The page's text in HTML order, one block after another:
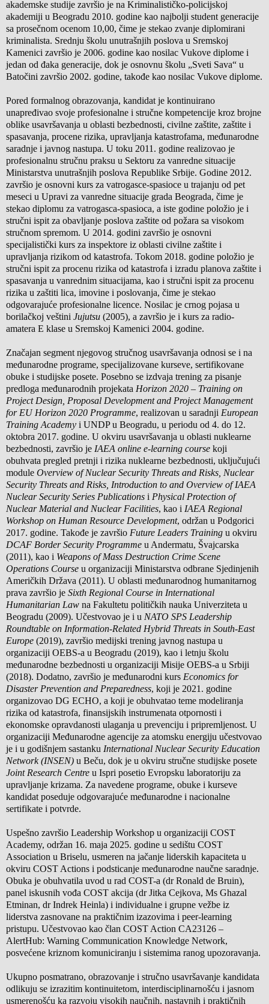
akademske studije završio je na Kriminalističko-policijskoj
akademiji u Beogradu 2010. godine kao najbolji student generacije
sa prosečnom ocenom 10,00, čime je stekao zvanje diplomirani
kriminalista. Srednju školu unutrašnjih poslova u Sremskoj
Kamenici završio je 2006. godine kao nosilac Vukove diplome i
jedan od đaka generacije, dok je osnovnu školu „Sveti Sava“ u
Batočini završio 2002. godine, takođe kao nosilac Vukove diplome.
Pored formalnog obrazovanja, kandidat je kontinuirano
unapređivao svoje profesionalne i stručne kompetencije kroz brojne
oblike usavršavanja u oblasti bezbednosti, civilne zaštite, zaštite i
spasavanja, procene rizika, upravljanja katastrofama, međunarodne
saradnje i javnog nastupa. U toku 2011. godine realizovao je
profesionalnu stručnu praksu u Sektoru za vanredne situacije
Ministarstva unutrašnjih poslova Republike Srbije. Godine 2012.
završio je osnovni kurs za vatrogasce-spasioce u trajanju od pet
meseci u Upravi za vanredne situacije grada Beograda, čime je
stekao diplomu za vatrogasca-spasioca, a iste godine položio je i
stručni ispit za obavljanje poslova zaštite od požara sa visokom
stručnom spremom. U 2014. godini završio je osnovni
specijalistički kurs za inspektore iz oblasti civilne zaštite i
upravljanja rizikom od katastrofa. Tokom 2018. godine položio je
stručni ispit za procenu rizika od katastrofa i izradu planova zaštite i
spasavanja u vanrednim situacijama, kao i stručni ispit za procenu
rizika u zaštiti lica, imovine i poslovanja, čime je stekao
odgovarajuće profesionalne licence. Nosilac je crnog pojasa u
borilačkoj veštini Jujutsu (2005), a završio je i kurs za radio-
amatera E klase u Sremskoj Kamenici 2004. godine.
Značajan segment njegovog stručnog usavršavanja odnosi se i na
međunarodne programe, specijalizovane kurseve, sertifikovane
obuke i studijske posete. Posebno se izdvaja trening za pisanje
predloga međunarodnih projekata Horizon 2020 – Training on
Project Design, Proposal Development and Project Management
for EU Horizon 2020 Programme, realizovan u saradnji European
Training Academy i UNDP u Beogradu, u periodu od 4. do 12.
oktobra 2017. godine. U okviru usavršavanja u oblasti nuklearne
bezbednosti, završio je IAEA online e-learning course koji
obuhvata pregled pretnji i rizika nuklearne bezbednosti, uključujući
module Overview of Nuclear Security Threats and Risks, Nuclear
Security Threats and Risks, Introduction to and Overview of IAEA
Nuclear Security Series Publications i Physical Protection of
Nuclear Material and Nuclear Facilities, kao i IAEA Regional
Workshop on Human Resource Development, održan u Podgorici
2017. godine. Takođe je završio Future Leaders Training u okviru
DCAF Border Security Programme u Andermatu, Švajcarska
(2011), kao i Weapons of Mass Destruction Crime Scene
Operations Course u organizaciji Ministarstva odbrane Sjedinjenih
Američkih Država (2011). U oblasti međunarodnog humanitarnog
prava završio je Sixth Regional Course in International
Humanitarian Law na Fakultetu političkih nauka Univerziteta u
Beogradu (2009). Učestvovao je i u NATO SPS Leadership
Roundtable on Information-Related Hybrid Threats in South-East
Europe (2019), završio medijski trening javnog nastupa u
organizaciji OEBS-a u Beogradu (2019), kao i letnju školu
međunarodne bezbednosti u organizaciji Misije OEBS-a u Srbiji
(2018). Dodatno, završio je međunarodni kurs Economics for
Disaster Prevention and Preparedness, koji je 2021. godine
organizovao DG ECHO, a koji je obuhvatao teme modeliranja
rizika od katastrofa, finansijskih instrumenata otpornosti i
ekonomske opravdanosti ulaganja u prevenciju i pripremljenost. U
organizaciji Međunarodne agencije za atomsku energiju učestvovao
je i u godišnjem sastanku International Nuclear Security Education
Network (INSEN) u Beču, dok je u okviru stručne studijske posete
Joint Research Centre u Ispri posetio Evropsku laboratoriju za
upravljanje krizama. Za navedene programe, obuke i kurseve
kandidat poseduje odgovarajuće međunarodne i nacionalne
sertifikate i potvrde.
Uspešno završio Leadership Workshop u organizaciji COST
Academy, održan 16. maja 2025. godine u sedištu COST
Association u Briselu, usmeren na jačanje liderskih kapaciteta u
okviru COST Actions i podsticanje međunarodne naučne saradnje.
Obuka je obuhvatila uvod u rad COST-a (dr Ronald de Bruin),
panel iskusnih vođa COST akcija (dr Jitka Cejkova, Ms Ghazal
Etminan, dr Indrek Heinla) i individualne i grupne vežbe iz
liderstva zasnovane na praktičnim izazovima i peer-learning
pristupu. Učestvovao kao član COST Action CA23126 –
AlertHub: Warning Communication Knowledge Network,
posvećene kriznom komuniciranju i sistemima ranog upozoravanja.
Ukupno posmatrano, obrazovanje i stručno usavršavanje kandidata
odlikuju se izrazitim kontinuitetom, interdisciplinarnošću i jasnom
usmerenošću ka razvoju visokih naučnih, nastavnih i praktičnih